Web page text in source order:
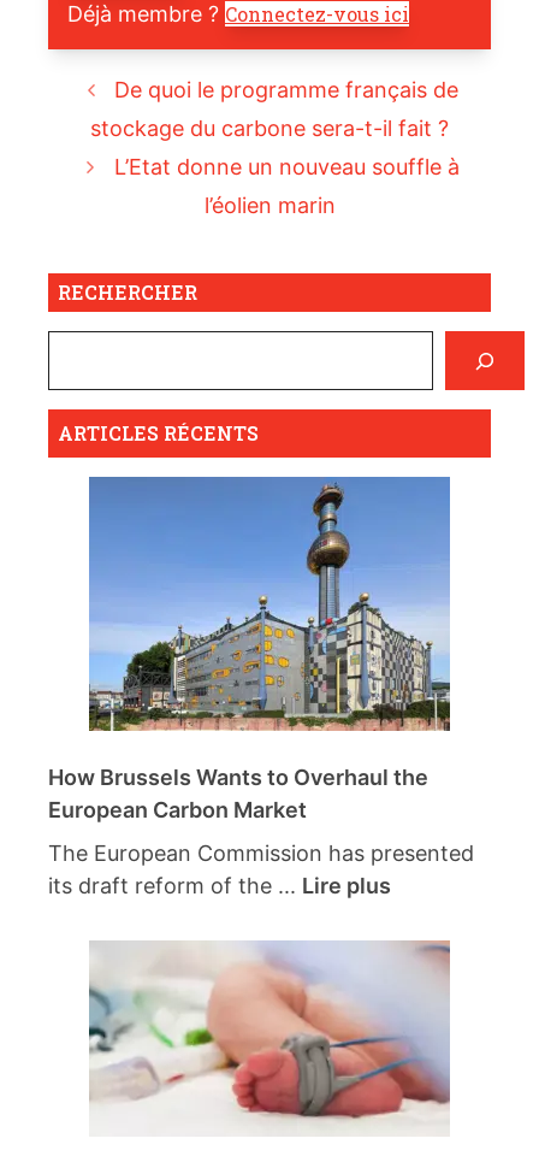
Déjà membre ? Connectez-vous ici
De quoi le programme français de
stockage du carbone sera-t-il fait ?
L’Etat donne un nouveau souffle à
l’éolien marin
RECHERCHER
ARTICLES RÉCENTS
How Brussels Wants to Overhaul the
European Carbon Market
The European Commission has presented
its draft reform of the ... Lire plus